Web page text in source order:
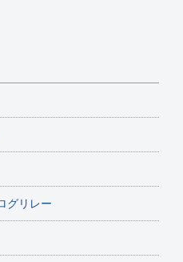
グリレー